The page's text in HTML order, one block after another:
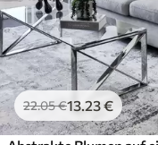
22.05€13.23€